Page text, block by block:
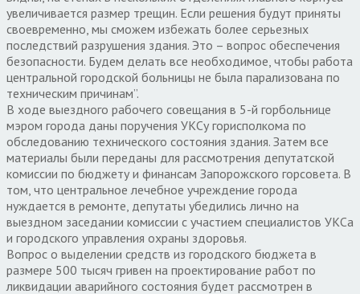
увеличивается размер трещин. Если решения будут приняты
своевременно, мы сможем избежать более серьезных
последствий разрушения здания. Это – вопрос обеспечения
безопасности. Будем делать все необходимое, чтобы работа
центральной городской больницы не была парализована по
техническим причинам”.
В ходе выездного рабочего совещания в 5-й горбольнице
мэром города даны поручения УКСу горисполкома по
обследованию технического состояния здания. Затем все
материалы были переданы для рассмотрения депутатской
комиссии по бюджету и финансам Запорожского горсовета. В
том, что центральное лечебное учреждение города
нуждается в ремонте, депутаты убедились лично на
выездном заседании комиссии с участием специалистов УКСа
и городского управления охраны здоровья.
Вопрос о выделении средств из городского бюджета в
размере 500 тысяч гривен на проектирование работ по
ликвидации аварийного состояния будет рассмотрен в